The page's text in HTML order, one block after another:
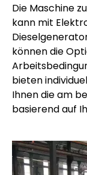
Die Maschine
kann mit
können die
bieten
Ihnen die am
basierend auf